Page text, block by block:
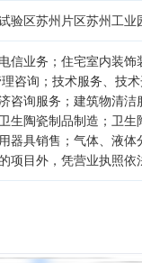
验区苏州片区苏州工
信业务；住宅室内装
咨询；技术服务、技
咨询服务；建筑物清
生陶瓷制品制造；卫
器具销售；气体、液
项目外，凭营业执照依